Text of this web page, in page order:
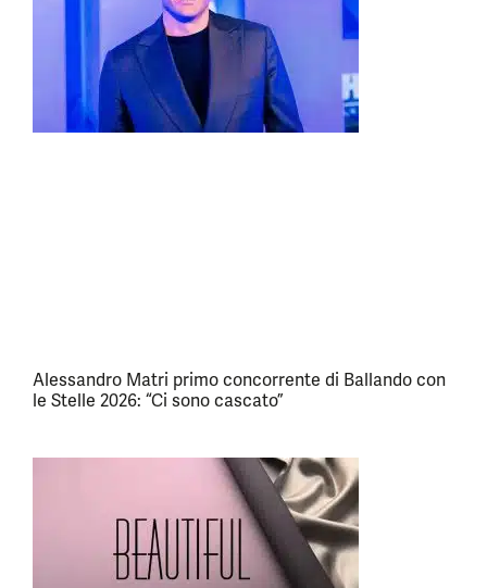
Alessandro Matri primo concorrente di Ballando con
le Stelle 2026: “Ci sono cascato”